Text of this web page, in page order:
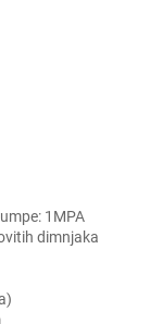
1MPA
dimnjaka